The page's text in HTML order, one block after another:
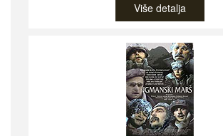
Više detalja